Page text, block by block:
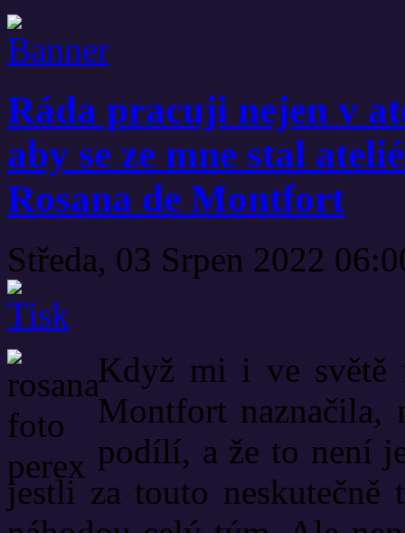
Ráda pracuji nejen v
aby se ze mne stal
Rosana de Montfort
Středa, 03 Srpen 2022
Když mi i ve světě
Montfort naznačila,
podílí, a že to není
jestli za touto